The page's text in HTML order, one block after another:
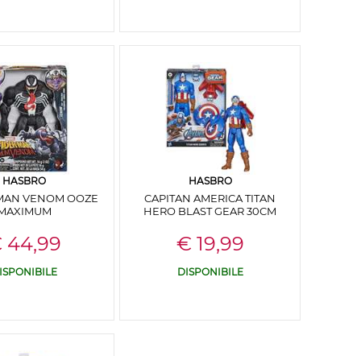
HASBRO
VENOM OOZE
44,99
HASBRO
CAPITAN AMERICA TITAN
HERO BLAST GEAR 30CM
€ 19,99
DISPONIBILE